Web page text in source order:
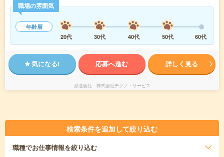
職場の雰囲気
年齢層
20代
30代 40代 50代 60代
気になる! 応募へ進む 詳しく見る
派遣会社 株式会社テクノ・サービス
検索条件を追加して絞り込む
職種でお仕事情報を絞り込む